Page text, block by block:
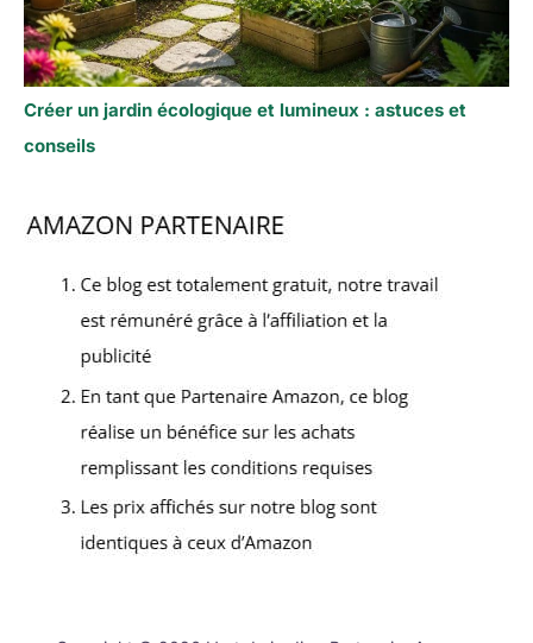
Créer un jardin écologique et lumineux : astuces et
conseils